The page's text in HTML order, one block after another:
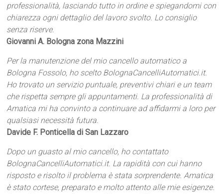
professionalità, lasciando tutto in ordine e spiegandomi con
chiarezza ogni dettaglio del lavoro svolto. Lo consiglio
senza riserve.
Giovanni A. Bologna zona Mazzini
Per la manutenzione del mio cancello automatico a
Bologna Fossolo, ho scelto BolognaCancelliAutomatici.it.
Ho trovato un servizio puntuale, preventivi chiari e un team
che rispetta sempre gli appuntamenti. La professionalità di
Amatica mi ha convinto a continuare ad affidarmi a loro per
qualsiasi necessità futura.
Davide F. Ponticella di San Lazzaro
Dopo un guasto al mio cancello, ho contattato
BolognaCancelliAutomatici.it. La rapidità con cui hanno
risposto e risolto il problema è stata sorprendente. Amatica
è stato cortese, preparato e molto attento alle mie esigenze.